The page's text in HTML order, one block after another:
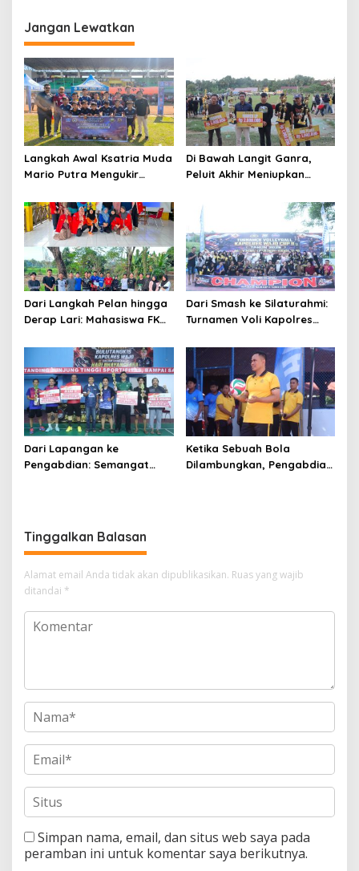
Jangan Lewatkan
Langkah Awal Ksatria Muda
Mario Putra Mengukir
Di Bawah Langit Ganra,
Peluit Akhir Meniupkan
Bola
Dari Langkah Pelan hingga
Derap Lari: Mahasiswa FKM
Sehat di Desa Congko
Dari Smash ke Silaturahmi:
Turnamen Voli Kapolres
Kekompakan di Hari
Bhayangkara ke-80
Dari Lapangan ke
Pengabdian: Semangat
Ketika Sebuah Bola
Dilambungkan, Pengabdian
Tinggalkan Balasan
Alamat email Anda tidak akan dipublikasikan. Ruas yang wajib
ditandai *
Simpan nama, email, dan situs web saya pada
peramban ini untuk komentar saya berikutnya.